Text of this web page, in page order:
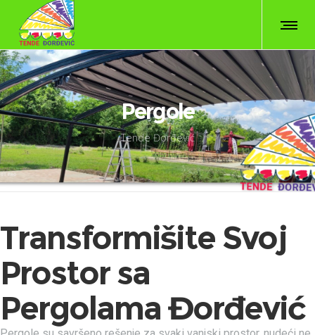
Pergole
Tende Đorđević
Transformišite Svoj
Prostor sa
Pergolama Đorđević